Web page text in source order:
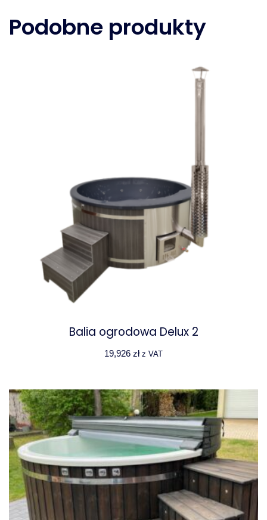
Podobne produkty
Balia ogrodowa Delux 2
19,926 zł z VAT